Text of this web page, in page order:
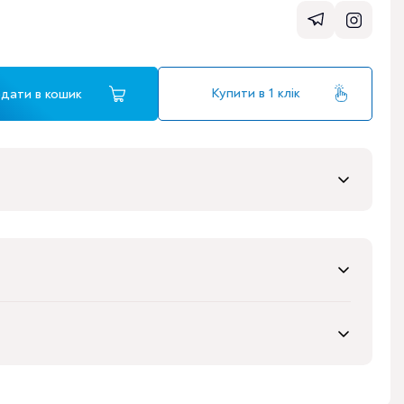
в кошик Купити в 1 клік